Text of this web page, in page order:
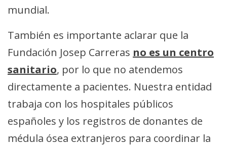
mundial.
También es importante aclarar que la
Fundación Josep Carreras no es un centro
sanitario, por lo que no atendemos
directamente a pacientes. Nuestra entidad
trabaja con los hospitales públicos
españoles y los registros de donantes de
médula ósea extranjeros para coordinar la